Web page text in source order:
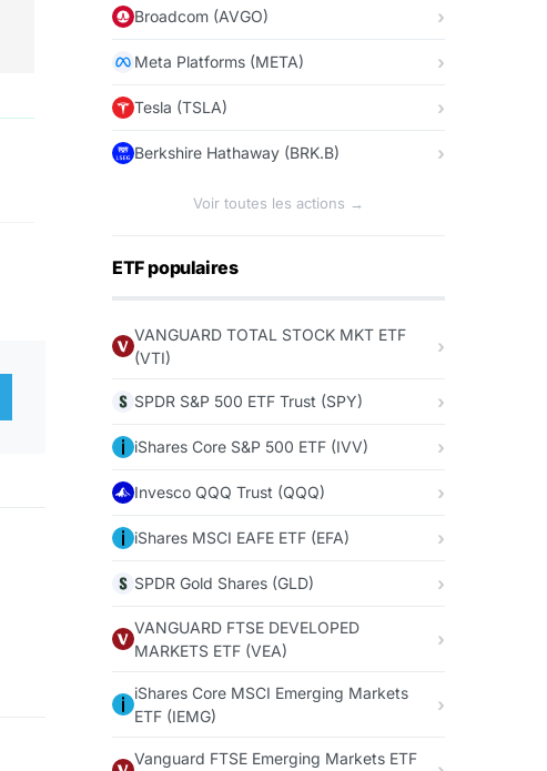
Broadcom (AVGO)
Meta Platforms (META)
Tesla (TSLA)
Berkshire Hathaway (BRK.B)
Voir toutes les actions →
ETF populaires
VANGUARD TOTAL STOCK MKT ETF
(VTI)
SPDR S&P 500 ETF Trust (SPY)
iShares Core S&P 500 ETF (IVV)
Invesco QQQ Trust (QQQ)
iShares MSCI EAFE ETF (EFA)
SPDR Gold Shares (GLD)
VANGUARD FTSE DEVELOPED
MARKETS ETF (VEA)
iShares Core MSCI Emerging Markets
ETF (IEMG)
Vanguard FTSE Emerging Markets ETF